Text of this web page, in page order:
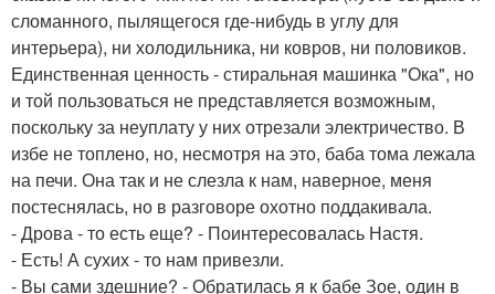
сломанного, пылящегося где-нибудь в углу для
интерьера), ни холодильника, ни ковров, ни половиков.
Единственная ценность - стиральная машинка "Ока", но
и той пользоваться не представляется возможным,
поскольку за неуплату у них отрезали электричество. В
избе не топлено, но, несмотря на это, баба тома лежала
на печи. Она так и не слезла к нам, наверное, меня
постеснялась, но в разговоре охотно поддакивала.
- Дрова - то есть еще? - Поинтересовалась Настя.
- Есть! А сухих - то нам привезли.
- Вы сами здешние? - Обратилась я к бабе Зое, один в